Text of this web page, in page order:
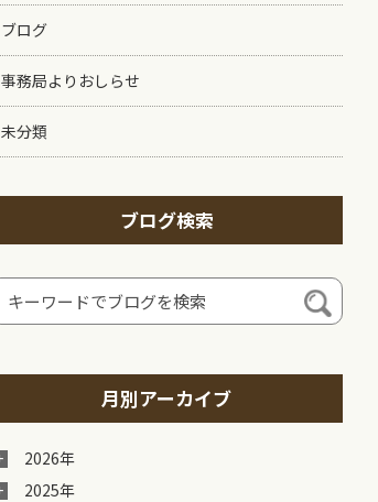
ブログ
事務局よりおしらせ
未分類
ブログ検索
月別アーカイブ
2026年
2025年